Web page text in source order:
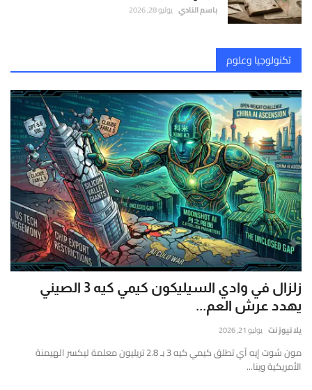
باسم النادي يوليو 28, 2026
تكنولوجيا وعلوم
زلزال في وادي السيليكون كيمي كيه 3 الصيني
يهدد عرش العم...
يلا نيوز نت يوليو 21, 2026
مون شوت إيه آي تطلق كيمي كيه 3 بـ 2.8 تريليون معلمة ليكسر الهيمنة
الأمريكية وينا...